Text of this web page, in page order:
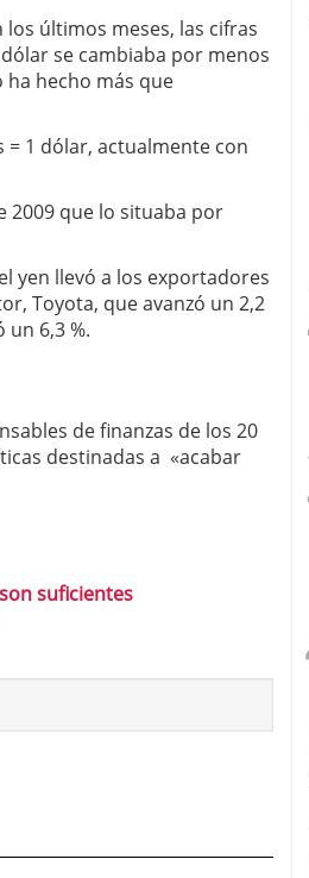
últimos meses, las cifras
se cambiaba por menos
ha hecho más que
= 1 dólar, actualmente con
2009 que lo situaba por
yen llevó a los exportadores
Toyota, que avanzó un 2,2
un 6,3 %.
de finanzas de los 20
destinadas a «acabar
suficientes